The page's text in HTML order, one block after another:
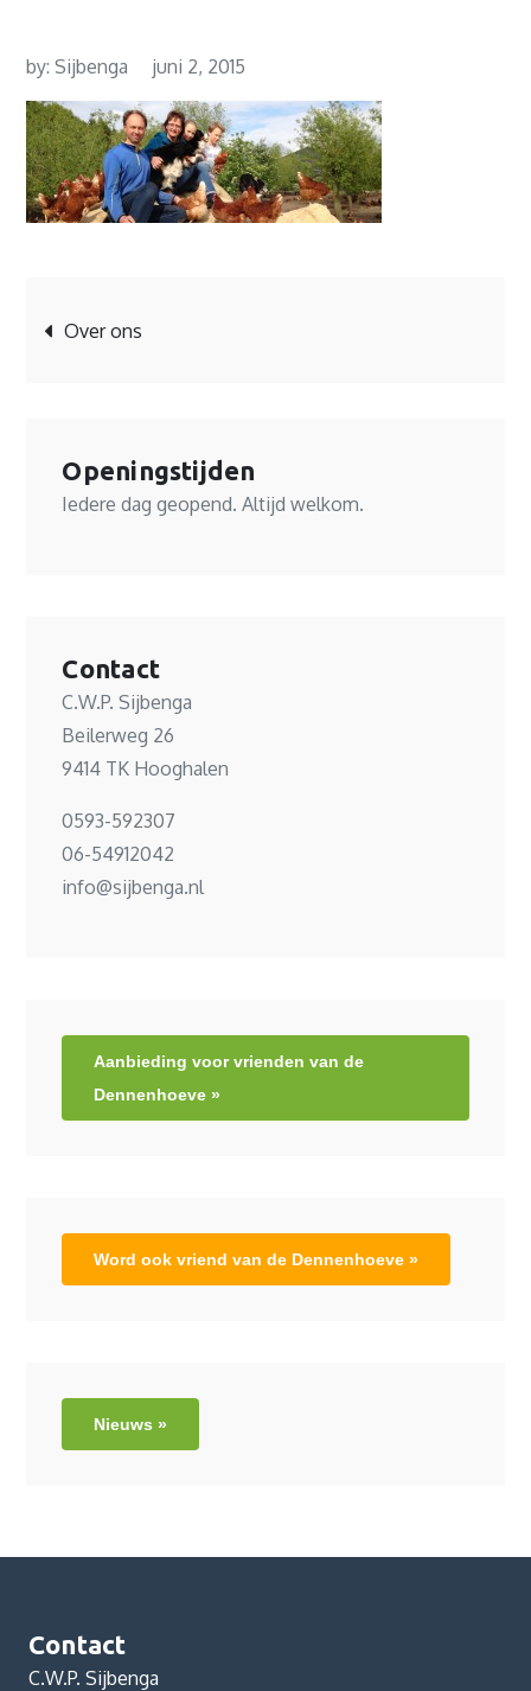
by:Sijbenga juni 2, 2015
navigatie
Over ons
Openingstijden
Iedere dag geopend. Altijd welkom.
Contact
C.W.P. Sijbenga
Beilerweg 26
9414 TK Hooghalen
0593-592307
06-54912042
info@sijbenga.nl
Aanbieding voor vrienden van de
Dennenhoeve »
Word ook vriend van de Dennenhoeve »
Nieuws »
Contact
C.W.P. Sijbenga